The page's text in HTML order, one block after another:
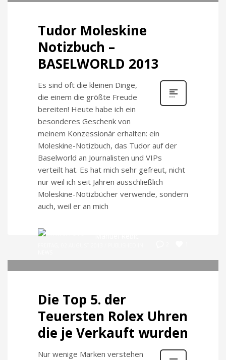
Tudor Moleskine
Notizbuch –
BASELWORLD 2013
Es sind oft die kleinen Dinge,
die einem die größte Freude
bereiten! Heute habe ich ein
besonderes Geschenk von
meinem Konzessionär erhalten: ein
Moleskine-Notizbuch, das Tudor auf der
Baselworld an Journalisten und VIPs
verteilt hat. Es hat mich sehr gefreut, nicht
nur weil ich seit Jahren ausschließlich
Moleskine-Notizbücher verwende, sondern
auch, weil er an mich
Die Top 5. der
Teuersten Rolex Uhren
die je Verkauft wurden
Nur wenige Marken verstehen